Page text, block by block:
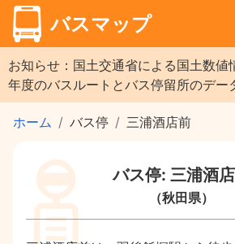
バスマップ
お知らせ：国土交通省による国土数値
年度のバスルートとバス停留所のデー
ホーム バス停 三浦酒店前
バス停: 三浦酒
（秋田県）